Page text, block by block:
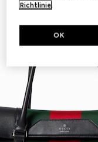
Richtlinie.
OK